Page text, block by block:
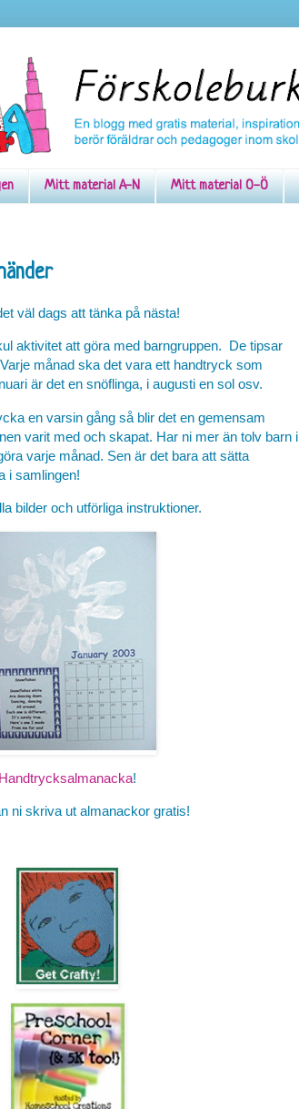
Mitt material A-N Mitt material O-Ö
väl dags att tänka på nästa!
aktivitet att göra med barngruppen. De tipsar
månad ska det vara ett handtryck som
är det en snöflinga, i augusti en sol osv.
en varsin gång så blir det en gemensam
varit med och skapat. Har ni mer än tolv barn i
varje månad. Sen är det bara att sätta
i samlingen!
bilder och utförliga instruktioner.
Handtrycksalmanacka!
ni skriva ut almanackor gratis!